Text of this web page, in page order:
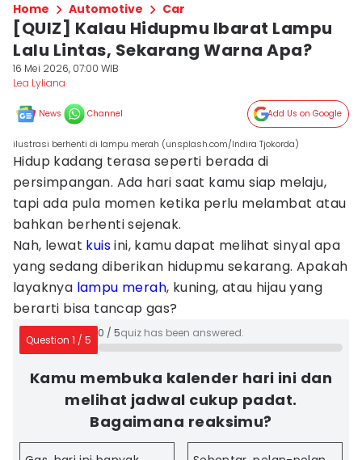
Home Automotive Car
[QUIZ] Kalau Hidupmu Ibarat Lampu
Lalu Lintas, Sekarang Warna Apa?
16 Mei 2026, 07:00 WIB
Lea Lyliana
News Channel Add Us on Google
ilustrasi berhenti di lampu merah (unsplash.com/Indira Tjokorda)
Hidup kadang terasa seperti berada di
persimpangan. Ada hari saat kamu siap melaju,
tapi ada pula momen ketika perlu melambat atau
bahkan berhenti sejenak.
Nah, lewat kuisini, kamu dapat melihat sinyal apa
yang sedang diberikan hidupmu sekarang. Apakah
layaknya lampu merah, kuning, atau hijau yang
berarti bisa tancap gas?
Question 1 / 5
0 / 5quiz has been answered.
Kamu membuka kalender hari ini dan
melihat jadwal cukup padat.
Bagaimana reaksimu?